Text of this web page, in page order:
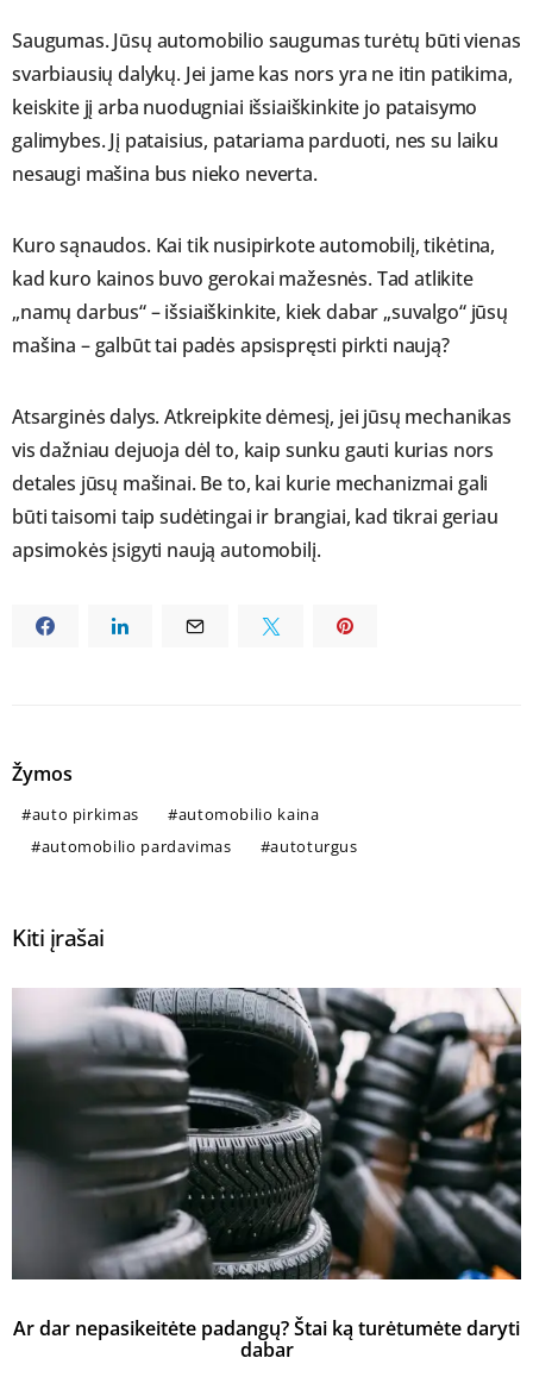
Saugumas. Jūsų automobilio saugumas turėtų būti vienas
svarbiausių dalykų. Jei jame kas nors yra ne itin patikima,
keiskite jį arba nuodugniai išsiaiškinkite jo pataisymo
galimybes. Jį pataisius, patariama parduoti, nes su laiku
nesaugi mašina bus nieko neverta.
Kuro sąnaudos. Kai tik nusipirkote automobilį, tikėtina,
kad kuro kainos buvo gerokai mažesnės. Tad atlikite
„namų darbus“ – išsiaiškinkite, kiek dabar „suvalgo“ jūsų
mašina – galbūt tai padės apsispręsti pirkti naują?
Atsarginės dalys. Atkreipkite dėmesį, jei jūsų mechanikas
vis dažniau dejuoja dėl to, kaip sunku gauti kurias nors
detales jūsų mašinai. Be to, kai kurie mechanizmai gali
būti taisomi taip sudėtingai ir brangiai, kad tikrai geriau
apsimokės įsigyti naują automobilį.
Žymos
auto pirkimas
automobilio kaina
automobilio pardavimas
autoturgus
Kiti įrašai
Ar dar nepasikeitėte padangų? Štai ką turėtumėte daryti
dabar